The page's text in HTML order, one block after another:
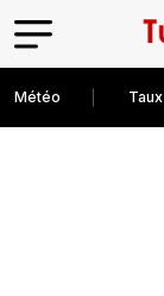
Météo